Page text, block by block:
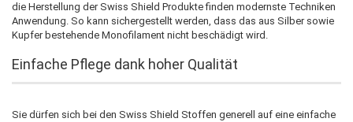
die Herstellung der Swiss Shield Produkte finden modernste Techniken
Anwendung. So kann sichergestellt werden, dass das aus Silber sowie
Kupfer bestehende Monofilament nicht beschädigt wird.
Einfache Pflege dank hoher Qualität
Sie dürfen sich bei den Swiss Shield Stoffen generell auf eine einfache